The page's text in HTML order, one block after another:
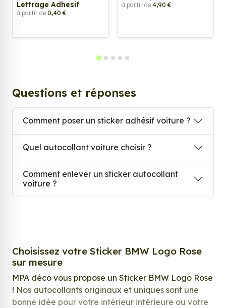
Lettrage Adhesif
à partir de 0,40 €
à partir de 4,90 €
Questions et réponses
Comment poser un sticker adhésif voiture ?
Quel autocollant voiture choisir ?
Comment enlever un sticker autocollant
voiture ?
Choisissez votre Sticker BMW Logo Rose
sur mesure
MPA déco vous propose un Sticker BMW Logo Rose
! Nos autocollants originaux et uniques sont une
bonne idée pour votre intérieur intérieure ou votre